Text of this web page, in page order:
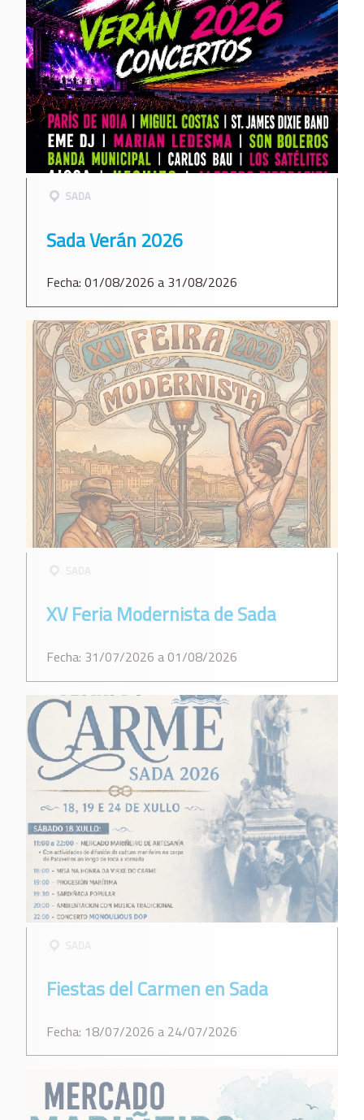
SADA
Sada Verán 2026
Fecha: 01/08/2026 a 31/08/2026
XV Feria Modernista de Sada
Fecha: 31/07/2026 a 01/08/2026
Fiestas del Carmen en Sada
Fecha: 18/07/2026 a 24/07/2026